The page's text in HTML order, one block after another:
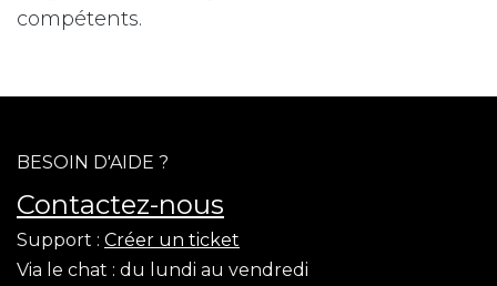
compétents.
BESOIN D'AIDE ?
Contactez-nous
Support : Créer un ticket
Via le chat : du lundi au vendredi